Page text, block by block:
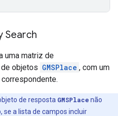
Search
uma matriz de
objetos GMSPlace , com um
de resposta GMSPlacenão
se a lista de campos incluir